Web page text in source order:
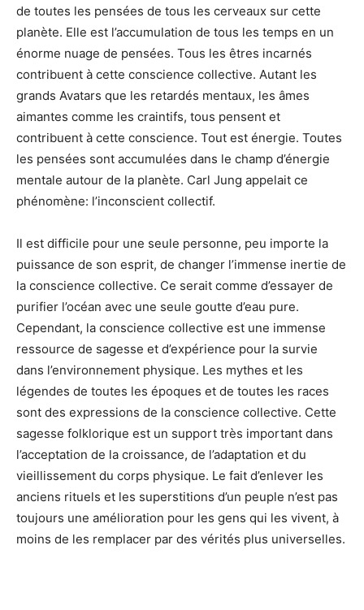
de toutes les pensées de tous les cerveaux sur cette
planète. Elle est l’accumulation de tous les temps en un
énorme nuage de pensées. Tous les êtres incarnés
contribuent à cette conscience collective. Autant les
grands Avatars que les retardés mentaux, les âmes
aimantes comme les craintifs, tous pensent et
contribuent à cette conscience. Tout est énergie. Toutes
les pensées sont accumulées dans le champ d’énergie
mentale autour de la planète. Carl Jung appelait ce
phénomène: l’inconscient collectif.
Il est difficile pour une seule personne, peu importe la
puissance de son esprit, de changer l’immense inertie de
la conscience collective. Ce serait comme d’essayer de
purifier l’océan avec une seule goutte d’eau pure.
Cependant, la conscience collective est une immense
ressource de sagesse et d’expérience pour la survie
dans l’environnement physique. Les mythes et les
légendes de toutes les époques et de toutes les races
sont des expressions de la conscience collective. Cette
sagesse folklorique est un support très important dans
l’acceptation de la croissance, de l’adaptation et du
vieillissement du corps physique. Le fait d’enlever les
anciens rituels et les superstitions d’un peuple n’est pas
toujours une amélioration pour les gens qui les vivent, à
moins de les remplacer par des vérités plus universelles.